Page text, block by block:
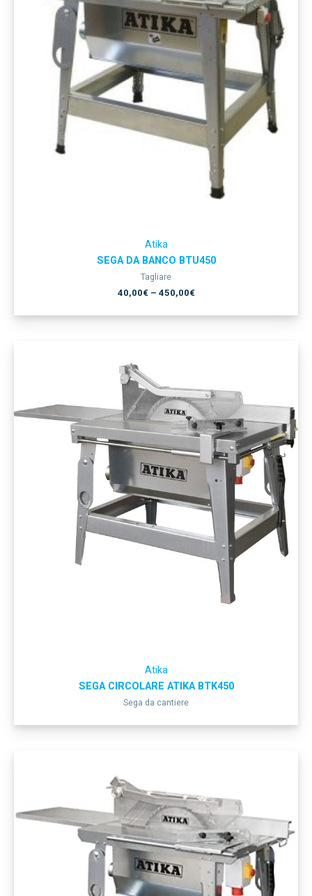
Atika
SEGA DA BANCO BTU450
Tagliare
40,00€– 450,00€
Atika
SEGA CIRCOLARE ATIKA BTK450
Sega da cantiere